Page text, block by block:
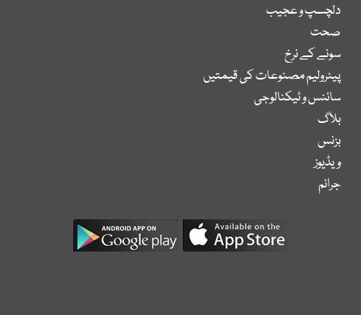
دلچسپ و عجیب
صحت
سونے کے نرخ
پیٹرولیم مصنوعات کی قیمتیں
سائنس و ٹیکنالوجی
بلاگ
بزنس
ویڈیوز
جرائم